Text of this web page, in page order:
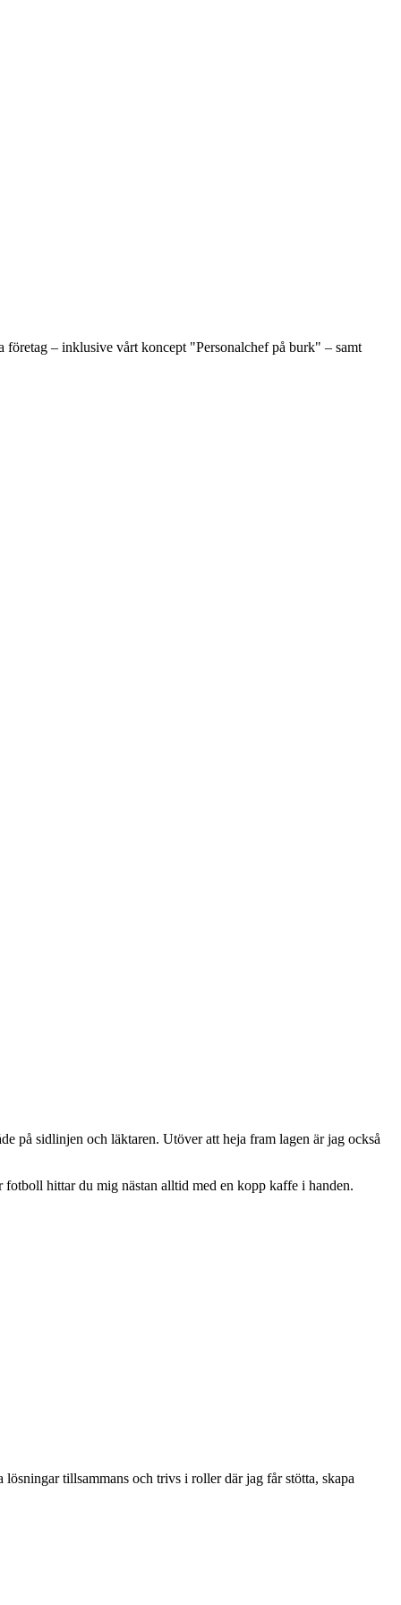
– inklusive vårt koncept "Personalchef på burk" – samt
på sidlinjen och läktaren. Utöver att heja fram lagen är jag också
hittar du mig nästan alltid med en kopp kaffe i handen.
tillsammans och trivs i roller där jag får stötta, skapa